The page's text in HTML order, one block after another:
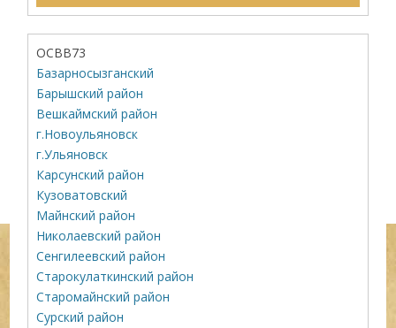
ОСВВ73
Базарносызганский
Барышский район
Вешкаймский район
г.Новоульяновск
г.Ульяновск
Карсунский район
Кузоватовский
Майнский район
Николаевский район
Сенгилеевский район
Старокулаткинский район
Старомайнский район
Сурский район